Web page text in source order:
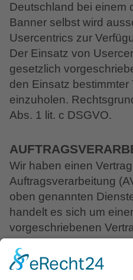
Deutschland bei einem
Banner selbst wird
Usercentrics zur
Der Einsatz von
gesetzlich
den Einsatz bestimmter
einzuholen.
Abs. 1 lit. c DSGVO.
Wir haben einen
Auftragsverarbeitung
oben genannten
handelt es sich um
vorgeschriebenen
unserer
Weisungen und unter